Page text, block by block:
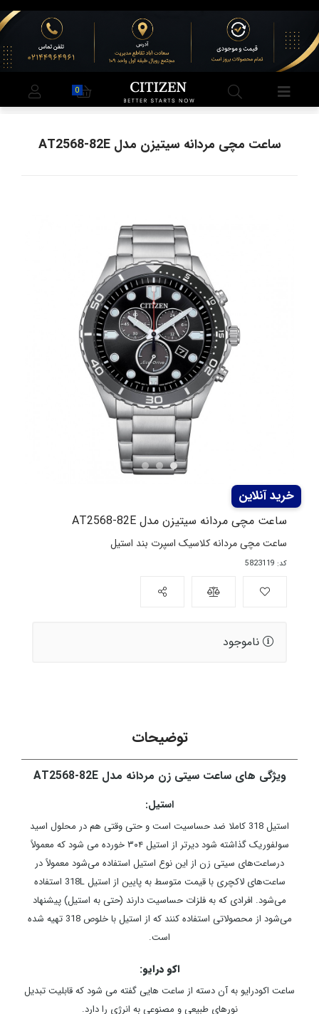
ساعت مچی مردانه سیتیزن مدل AT2568-82E
ساعت مچی مردانه سیتیزن مدل AT2568-82E
ساعت مچی مردانه کلاسیک اسپرت بند استیل
کد: 5823119
ناموجود
توضیحات
ویژگی های ساعت سیتی زن مردانه مدل AT2568-82E
استیل:
استیل 318 کاملا ضد حساسیت است و حتی وقتی هم در محلول اسید
سولفوریک گذاشته شود دیرتر از استیل ۳۰۴ خورده می شود که معمولاً
درساعت‌های سیتی زن از این نوع استیل استفاده می‌شود معمولاً در
ساعت‌های لاکچری با قیمت متوسط به پایین از استیل 318L استفاده
می‌شود. افرادی که به فلزات حساسیت دارند (حتی به استیل) پیشنهاد
می‌شود از محصولاتی استفاده کنند که از استیل با خلوص 318 تهیه شده
است.
اکو درایو:
ساعت اکودرایو به آن دسته از ساعت هایی گفته می شود که قابلیت تبدیل
نورهای طبیعی و مصنوعی به انرژی را دارد.
0